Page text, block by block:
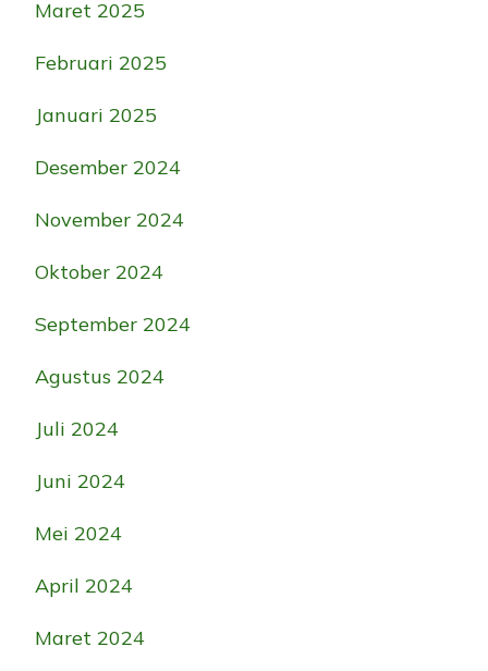
Maret 2025
Februari 2025
Januari 2025
Desember 2024
November 2024
Oktober 2024
September 2024
Agustus 2024
Juli 2024
Juni 2024
Mei 2024
April 2024
Maret 2024